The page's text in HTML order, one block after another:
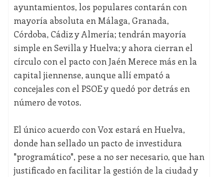
ayuntamientos, los populares contarán con
mayoría absoluta en Málaga, Granada,
Córdoba, Cádiz y Almería; tendrán mayoría
simple en Sevilla y Huelva; y ahora cierran el
círculo con el pacto con Jaén Merece más en la
capital jiennense, aunque allí empató a
concejales con el PSOE y quedó por detrás en
número de votos.
El único acuerdo con Vox estará en Huelva,
donde han sellado un pacto de investidura
"programático", pese a no ser necesario, que han
justificado en facilitar la gestión de la ciudad y